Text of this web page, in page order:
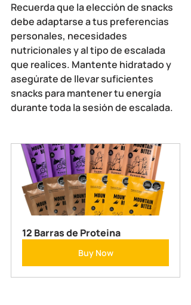
Recuerda que la elección de snacks
debe adaptarse a tus preferencias
personales, necesidades
nutricionales y al tipo de escalada
que realices. Mantente hidratado y
asegúrate de llevar suficientes
snacks para mantener tu energía
durante toda la sesión de escalada.
12 Barras de Proteina
Buy Now